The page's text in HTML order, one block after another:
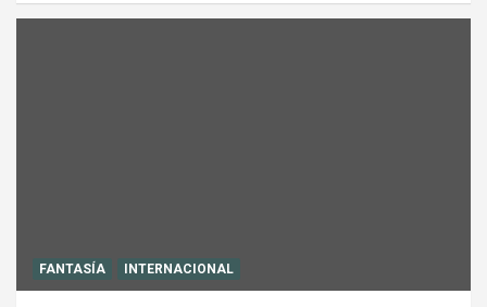
FANTASÍA INTERNACIONAL